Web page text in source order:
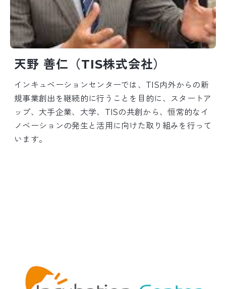
天野 善仁（TIS株式会社）
インキュベーションセンターでは、TIS内外からの新
規事業創出を継続的に行うことを目的に、スタートア
ップ、大手企業、大学、TISの共創から、恒常的なイ
ノベーションの発生と活用に向けた取り組みを行って
います。